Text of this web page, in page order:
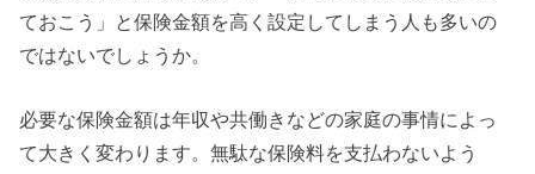
ておこう」と保険金額を高く設定してしまう人も多いの
ではないでしょうか。
必要な保険金額は年収や共働きなどの家庭の事情によっ
て大きく変わります。無駄な保険料を支払わないよう